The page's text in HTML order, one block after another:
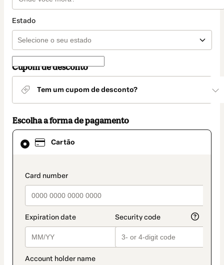
Estado
Cupom de desconto
Tem um cupom de desconto?
Escolha a forma de pagamento
Cartão
payment_data.section_title_v2
Cartão
selecionado